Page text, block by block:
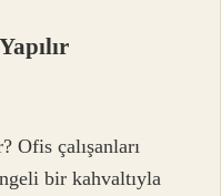
Ofis çalışanları
bir kahvaltıyla